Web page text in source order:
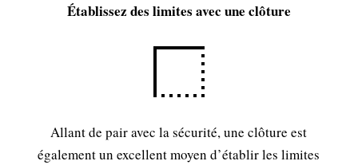
Établissez des limites avec une clôture
Allant de pair avec la sécurité, une clôture est
également un excellent moyen d’établir les limites